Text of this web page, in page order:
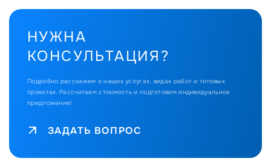
НУЖНА
КОНСУЛЬТАЦИЯ?
Подробно расскажем о наших услугах, видах работ и типовых
проектах. Рассчитаем стоимость и подготовим индивидуальное
предложение!
ЗАДАТЬ ВОПРОС